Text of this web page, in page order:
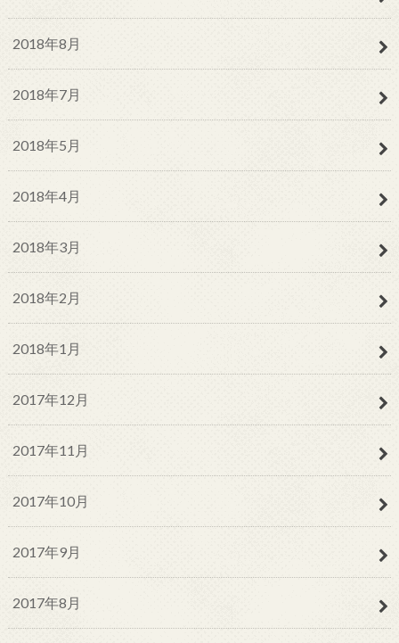
2018年8月
2018年7月
2018年5月
2018年4月
2018年3月
2018年2月
2018年1月
2017年12月
2017年11月
2017年10月
2017年9月
2017年8月